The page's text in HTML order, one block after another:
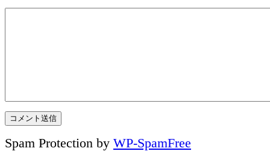
Spam Protection by WP-SpamFree